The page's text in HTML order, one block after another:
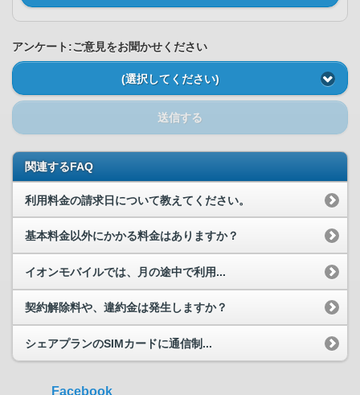
アンケート:ご意見をお聞かせください
(選択してください)
送信する
関連するFAQ
利用料金の請求日について教えてください。
基本料金以外にかかる料金はありますか？
イオンモバイルでは、月の途中で利用...
契約解除料や、違約金は発生しますか？
シェアプランのSIMカードに通信制...
Facebook